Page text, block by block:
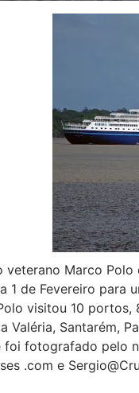
veterano Marco
1 de Fevereiro para
visitou 10 portos,
Valéria, Santarém,
foi fotografado pelo
.com e